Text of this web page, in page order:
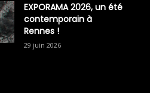
EXPORAMA 2026, un été
contemporain à
Rennes !
29 juin 2026